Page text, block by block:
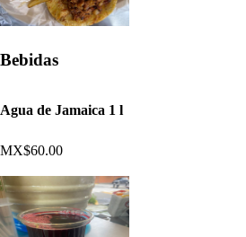
Bebidas
Agua de Jamaica 1 l
MX$60.00